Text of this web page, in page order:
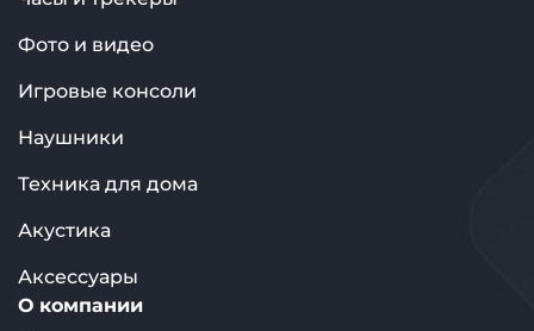
Фото и видео
Игровые консоли
Наушники
Техника для дома
Акустика
Аксессуары
О компании